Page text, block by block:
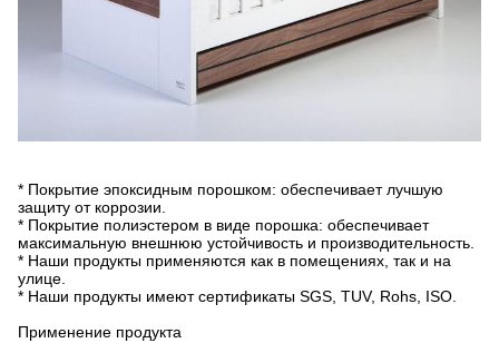
* Покрытие эпоксидным порошком: обеспечивает лучшую
защиту от коррозии.
* Покрытие полиэстером в виде порошка: обеспечивает
максимальную внешнюю устойчивость и производительность.
* Наши продукты применяются как в помещениях, так и на
улице.
* Наши продукты имеют сертификаты SGS, TUV, Rohs, ISO.
Применение продукта